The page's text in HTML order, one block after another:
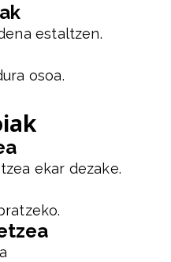
estaltzen.
osoa.
ekar dezake.